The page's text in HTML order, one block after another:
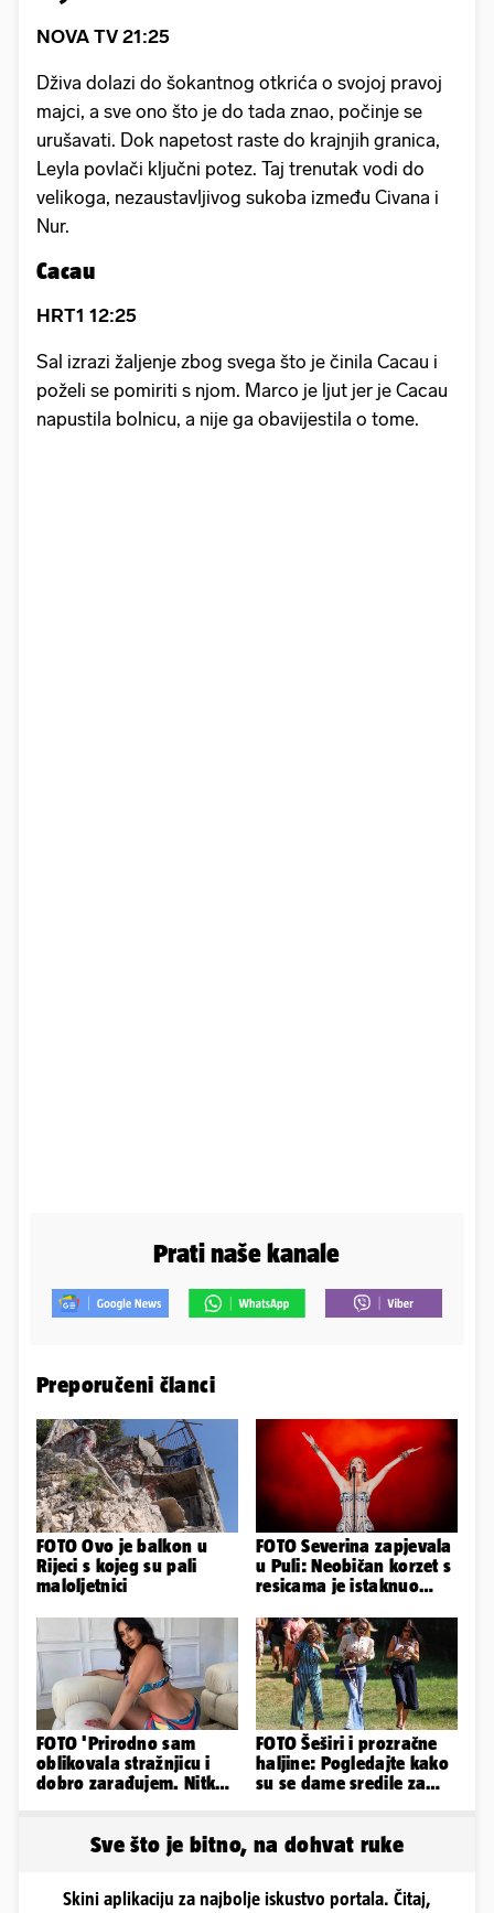
NOVA TV 21:25
Dživa dolazi do šokantnog otkrića o svojoj pravoj
majci, a sve ono što je do tada znao, počinje se
urušavati. Dok napetost raste do krajnjih granica,
Leyla povlači ključni potez. Taj trenutak vodi do
velikoga, nezaustavljivog sukoba između Civana i
Nur.
Cacau
HRT1 12:25
Sal izrazi žaljenje zbog svega što je činila Cacau i
poželi se pomiriti s njom. Marco je ljut jer je Cacau
napustila bolnicu, a nije ga obavijestila o tome.
Prati naše kanale
Preporučeni članci
FOTO Ovo je balkon u
Rijeci s kojeg su pali
maloljetnici
FOTO Severina zapjevala
u Puli: Neobičan korzet s
resicama je istaknuo
FOTO 'Prirodno sam
oblikovala stražnjicu i
dobro zarađujem. Nitko
FOTO Šeširi i prozračne
haljine: Pogledajte kako
su se dame sredile za
Sve što je bitno, na dohvat ruke
Skini aplikaciju za najbolje iskustvo portala. Čitaj,